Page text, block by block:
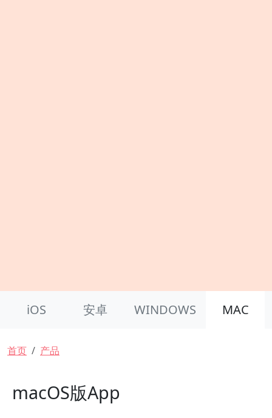
iOS 安卓 WINDOWS MAC
面包屑
首页 产品
macOS版App